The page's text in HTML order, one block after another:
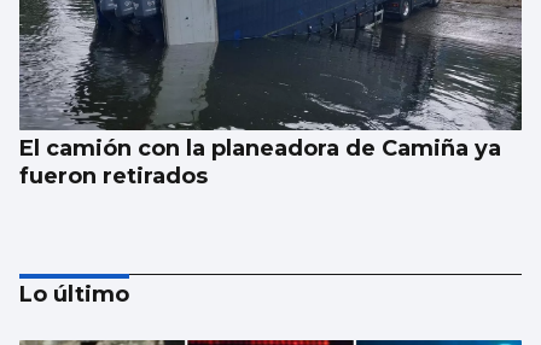
El camión con la planeadora de Camiña ya
fueron retirados
Lo último